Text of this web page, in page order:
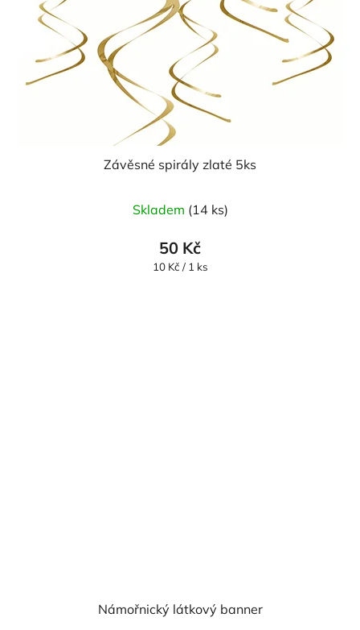
Závěsné spirály zlaté 5ks
Skladem (14 ks)
50 Kč
Měrná
10 Kč / 1 ks
Námořnický látkový banner